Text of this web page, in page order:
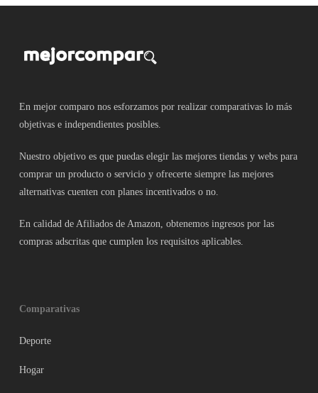
En mejor comparo nos esforzamos por realizar comparativas lo más
objetivas e independientes posibles.
Nuestro objetivo es que puedas elegir las mejores tiendas y webs para
comprar un producto o servicio y ofrecerte siempre las mejores
alternativas cuenten con planes incentivados o no.
En calidad de Afiliados de Amazon, obtenemos ingresos por las
compras adscritas que cumplen los requisitos aplicables.
Comparativas
Deporte
Hogar